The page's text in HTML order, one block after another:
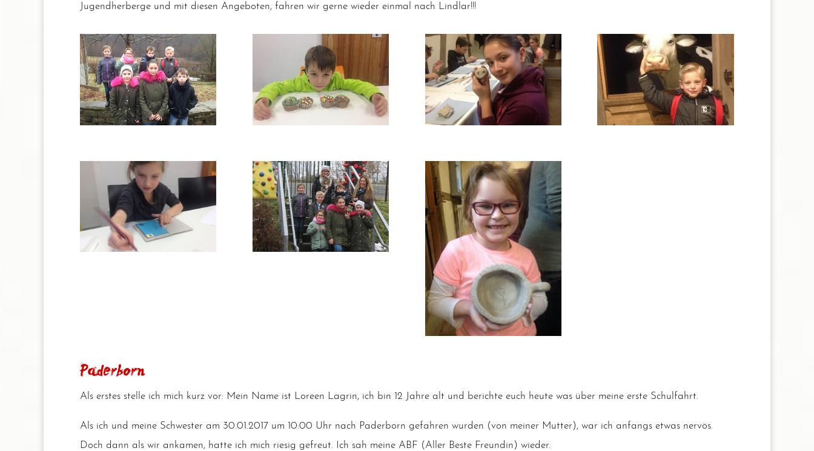
Jugend­her­ber­ge und mit die­sen Ange­bo­ten, fah­ren wir ger­ne wie­der ein­mal nach Lindlar!!!
Paderborn
Als ers­tes stel­le ich mich kurz vor: Mein Name ist Loreen Lag­rin, ich bin 12 Jah­re alt und berich­te euch heu­te was über mei­ne ers­te Schulfahrt.
Als ich und mei­ne Schwes­ter am 30.01.2017 um 10:00 Uhr nach Pader­born gefah­ren wur­den (von mei­ner Mut­ter), war ich anfangs etwas ner­vös.
Doch dann als wir anka­men, hat­te ich mich rie­sig gefreut. Ich sah mei­ne ABF (Aller Bes­te Freun­din) wieder.